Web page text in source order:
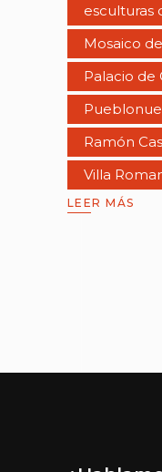
esculturas
Mosaico
Palacio de
Ramón
Villa
LEER MÁS